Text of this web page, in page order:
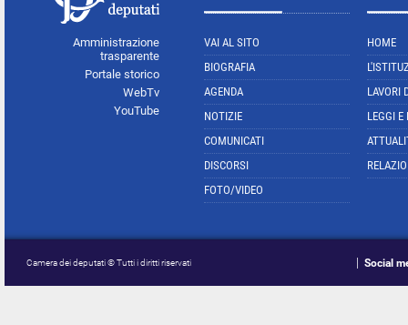
Amministrazione
trasparente
Portale storico
WebTv
YouTube
VAI AL SITO
BIOGRAFIA
AGENDA
NOTIZIE
COMUNICATI
DISCORSI
FOTO/VIDEO
HOME
LAVORI
LEGGI E
Camera dei deputati © Tutti i diritti riservati Social